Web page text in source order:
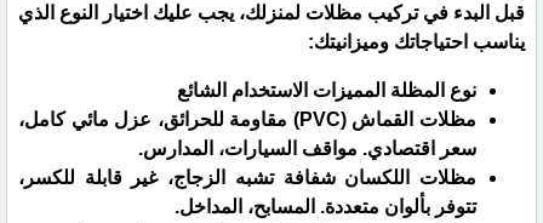
​قبل البدء في تركيب مظلات لمنزلك، يجب عليك اختيار النوع الذي
يناسب احتياجاتك وميزانيتك:
نوع المظلة المميزات الاستخدام الشائع
مظلات القماش (PVC) مقاومة للحرائق، عزل مائي كامل،
سعر اقتصادي. مواقف السيارات، المدارس.
مظلات اللكسان شفافة تشبه الزجاج، غير قابلة للكسر،
تتوفر بألوان متعددة. المسابح، المداخل.